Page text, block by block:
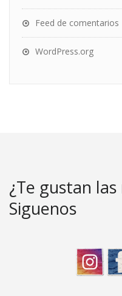
Feed de comentarios
WordPress.org
¿Te gustan las
Siguenos